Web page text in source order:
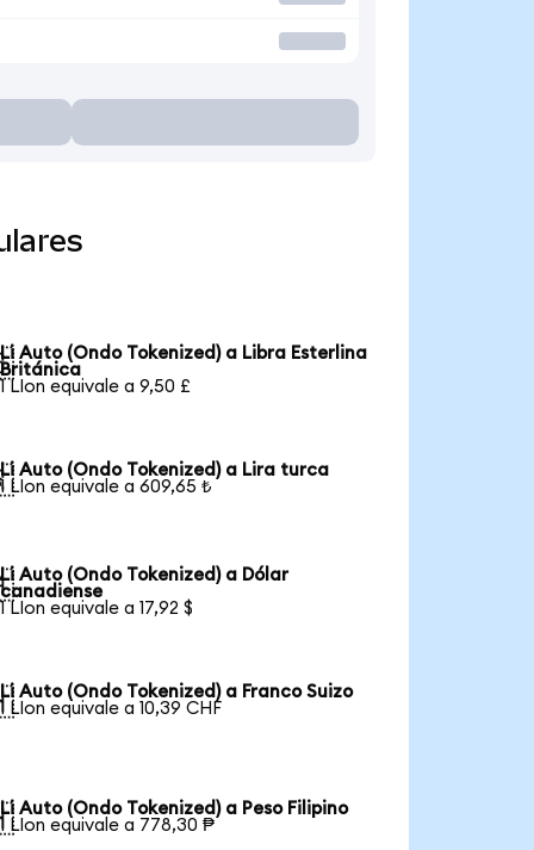
Li Auto (Ondo Tokenized) a Libra Esterlina
Británica
1 LIon equivale a 9,50 £
Li Auto (Ondo Tokenized) a Lira turca
1 LIon equivale a 609,65 ₺
Li Auto (Ondo Tokenized) a Dólar
canadiense
1 LIon equivale a 17,92 $
Li Auto (Ondo Tokenized) a Franco Suizo
1 LIon equivale a 10,39 CHF
Li Auto (Ondo Tokenized) a Peso Filipino
1 LIon equivale a 778,30 ₱